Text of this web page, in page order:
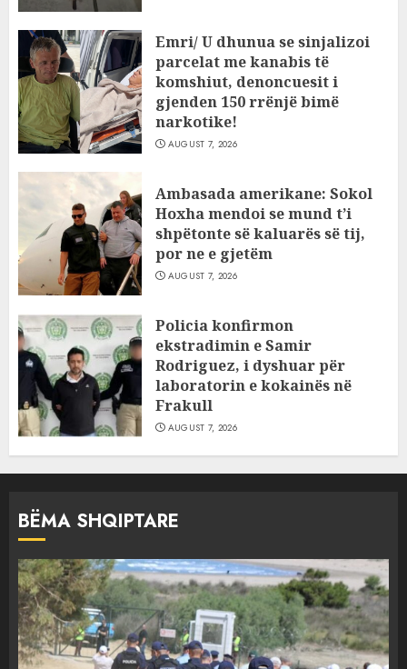
Emri/ U dhunua se sinjalizoi
parcelat me kanabis të
komshiut, denoncuesit i
gjenden 150 rrënjë bimë
narkotike!
AUGUST 7, 2026
Ambasada amerikane: Sokol
Hoxha mendoi se mund t’i
shpëtonte së kaluarës së tij,
por ne e gjetëm
AUGUST 7, 2026
Policia konfirmon
ekstradimin e Samir
Rodriguez, i dyshuar për
laboratorin e kokainës në
Frakull
AUGUST 7, 2026
BËMA SHQIPTARE